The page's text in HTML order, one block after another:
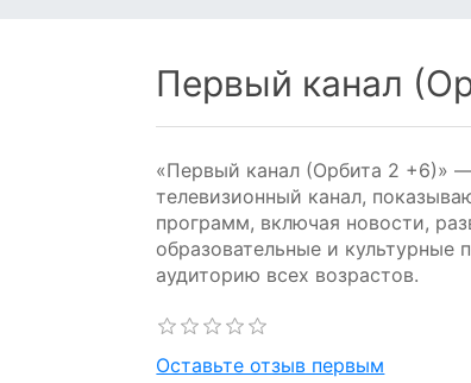
Первый канал
«Первый канал (Орбита 2 +6)»
телевизионный канал,
программ, включая новости,
образовательные и культурные
аудиторию всех возрастов.
Оставьте отзыв первым